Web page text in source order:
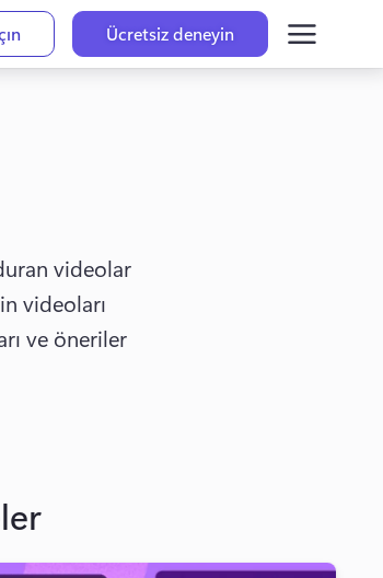
Ücretsiz deneyin
videolar
videoları
ve öneriler